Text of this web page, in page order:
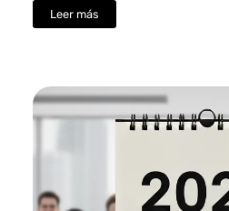
Leer más